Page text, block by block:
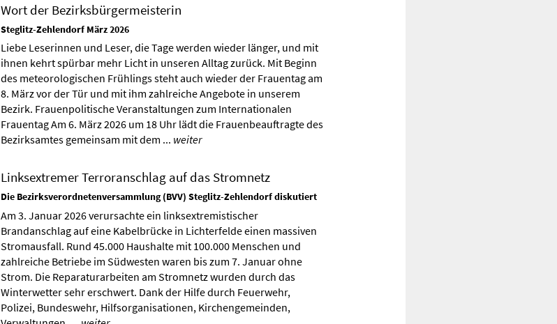
Wort der Bezirksbürgermeisterin
Steglitz-Zehlendorf März 2026
Liebe Leserinnen und Leser, die Tage werden wieder länger, und mit
ihnen kehrt spürbar mehr Licht in unseren Alltag zurück. Mit Beginn
des meteorologischen Frühlings steht auch wieder der Frauentag am
8. März vor der Tür und mit ihm zahlreiche Angebote in unserem
Bezirk. Frauenpolitische Veranstaltungen zum Internationalen
Frauentag Am 6. März 2026 um 18 Uhr lädt die Frauenbeauftragte des
Bezirksamtes gemeinsam mit dem ... weiter
Linksextremer Terroranschlag auf das Stromnetz
Die Bezirksverordnetenversammlung (BVV) Steglitz-Zehlendorf diskutiert
Am 3. Januar 2026 verursachte ein linksextremistischer
Brandanschlag auf eine Kabelbrücke in Lichterfelde einen massiven
Stromausfall. Rund 45.000 Haushalte mit 100.000 Menschen und
zahlreiche Betriebe im Südwesten waren bis zum 7. Januar ohne
Strom. Die Reparaturarbeiten am Stromnetz wurden durch das
Winterwetter sehr erschwert. Dank der Hilfe durch Feuerwehr,
Polizei, Bundeswehr, Hilfsorganisationen, Kirchengemeinden,